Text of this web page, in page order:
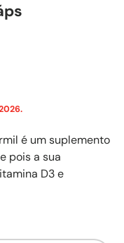
é um suplemento
pois a sua
D3 e